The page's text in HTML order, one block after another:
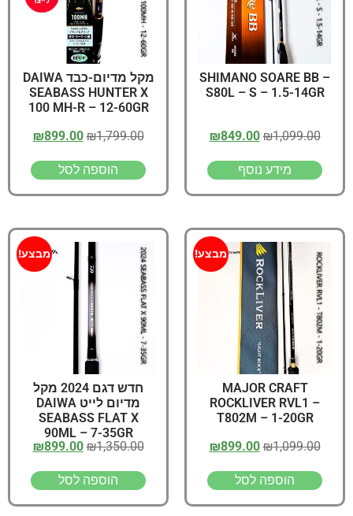
SHIMANO SOARE BB –
S80L – S – 1.5-14GR
₪1,099.00
₪849.00
מידע נוסף
מקל מדיום-כבד DAIWA
SEABASS HUNTER X
100 MH-R – 12-60GR
₪1,799.00
₪899.00
הוספה לסל
מבצע!
MAJOR CRAFT
ROCKLIVER RVL1 –
T802M – 1-20GR
₪1,099.00
₪899.00
הוספה לסל
מבצע!
חדש דגם 2024 מקל
מדיום לייט DAIWA
SEABASS FLAT X
90ML – 7-35GR
₪1,350.00
₪899.00
הוספה לסל